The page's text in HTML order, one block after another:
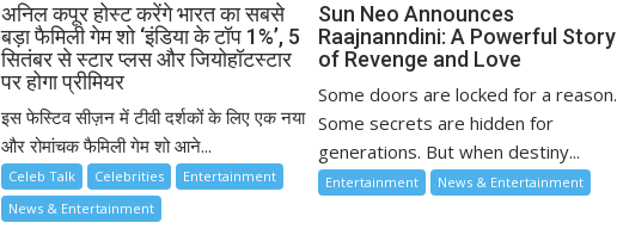
अनिल कपूर होस्ट करेंगे भारत का सबसे
बड़ा फैमिली गेम शो ‘इंडिया के टॉप 1%’, 5
सितंबर से स्टार प्लस और जियोहॉटस्टार
पर होगा प्रीमियर
इस फेस्टिव सीज़न में टीवी दर्शकों के लिए एक नया
और रोमांचक फैमिली गेम शो आने...
Celeb Talk Celebrities
Entertainment
News & Entertainment
Sun Neo Announces
Raajnanndini: A Powerful Story
of Revenge and Love
Some doors are locked for a reason.
Some secrets are hidden for
generations. But when destiny...
Entertainment News & Entertainment